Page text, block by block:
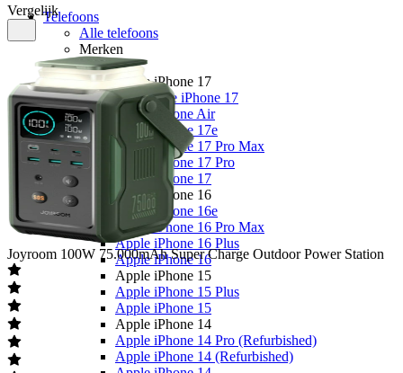
Telefoons
Alle telefoons
Merken
Apple
Apple iPhone 17
Alle Apple iPhone 17
Apple iPhone Air
Apple iPhone 17e
Apple iPhone 17 Pro Max
Apple iPhone 17 Pro
Apple iPhone 17
Apple iPhone 16
Apple iPhone 16e
Apple iPhone 16 Pro Max
Apple iPhone 16 Plus
Apple iPhone 16
Apple iPhone 15
Apple iPhone 15 Plus
Apple iPhone 15
Apple iPhone 14
Apple iPhone 14 Pro (Refurbished)
Apple iPhone 14 (Refurbished)
Vergelijk
Joyroom 100W 75.000mAh Super Charge Outdoor Power Station